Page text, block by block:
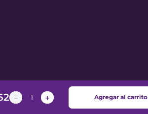
＋
－ Agregar al carrito